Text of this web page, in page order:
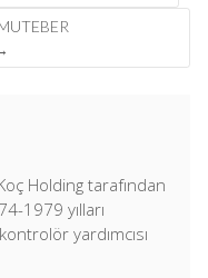
Holding tarafından
1979 yılları
yardımcısı